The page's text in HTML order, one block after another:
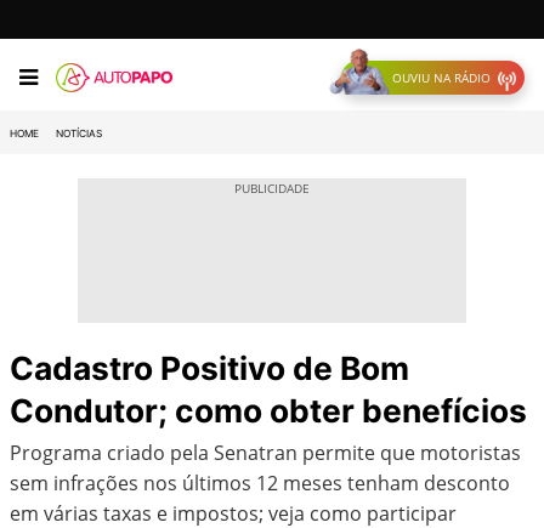
OUVIU NA RÁDIO
HOME NOTÍCIAS
Cadastro Positivo de Bom
Condutor; como obter benefícios
Programa criado pela Senatran permite que motoristas
sem infrações nos últimos 12 meses tenham desconto
em várias taxas e impostos; veja como participar